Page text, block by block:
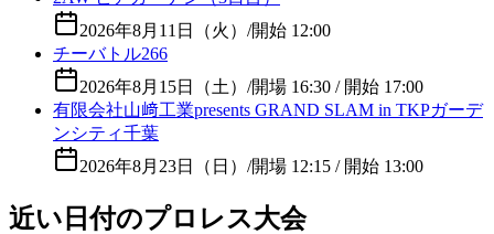
2026年8月11日（火） /開始 12:00
チーバトル266
2026年8月15日（土） /開場 16:30 / 開始 17:00
有限会社山﨑工業presents GRAND SLAM in TKPガーデ
ンシティ千葉
2026年8月23日（日） /開場 12:15 / 開始 13:00
近い日付のプロレス大会